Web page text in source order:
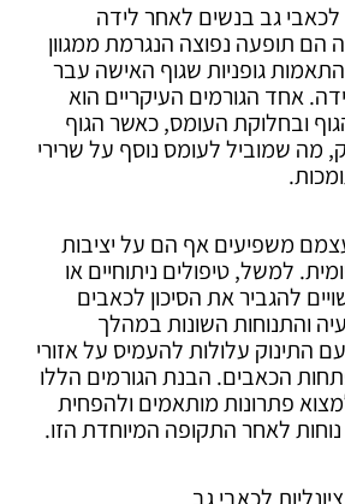
לכאבי גב בנשים לאחר לידה
הם תופעה נפוצה הנגרמת ממגוון
והתאמות גופניות שגוף האישה עבר
אחד הגורמים העיקריים הוא
ובחלוקת העומס, כאשר הגוף
מה שמוביל לעומס נוסף על שרירי
משפיעים אף הם על יציבות
למשל, טיפולים ניתוחיים או
להגביר את הסיכון לכאבים
והתנוחות השונות במהלך
התינוק עלולות להעמיס על אזורי
הכאבים. הבנת הגורמים הללו
פתרונות מותאמים ולהפחית
לאחר התקופה המיוחדת הזו.